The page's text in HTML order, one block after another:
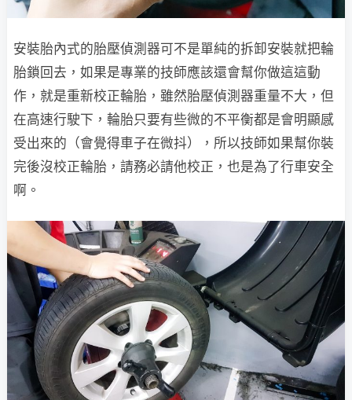
安裝胎內式的胎壓偵測器可不是單純的拆卸安裝就把輪
胎鎖回去，如果是專業的技師應該還會幫你做這這動
作，就是重新校正輪胎，雖然胎壓偵測器重量不大，但
在高速行駛下，輪胎只要有些微的不平衡都是會明顯感
受出來的（會覺得車子在微抖），所以技師如果幫你裝
完後沒校正輪胎，請務必請他校正，也是為了行車安全
啊。